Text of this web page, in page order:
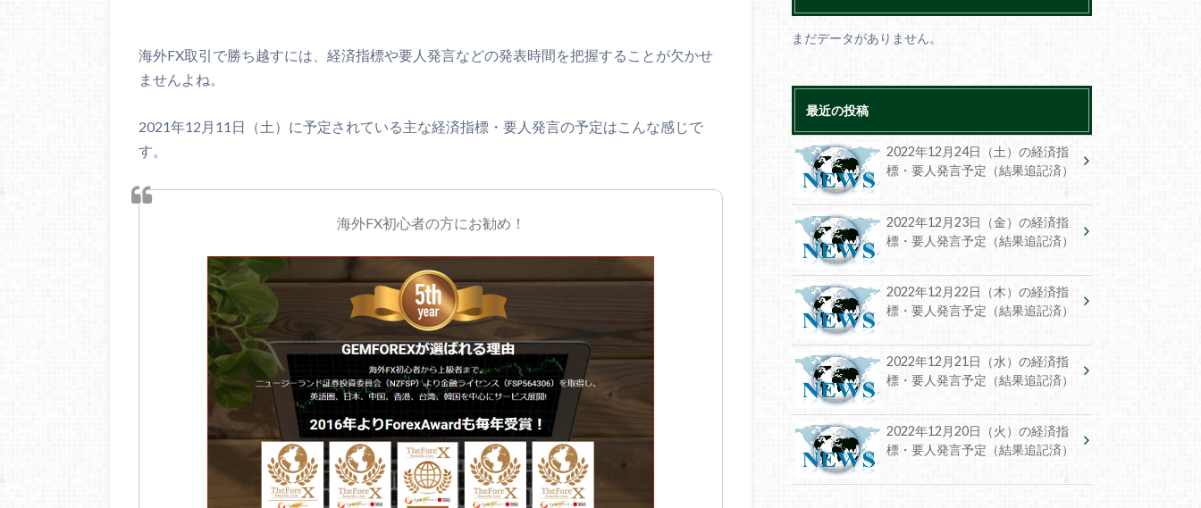
海外FX取引で勝ち越すには、経済指標や要人発言などの発表時間を把握することが欠かせ
ませんよね。
2021年12月11日（土）に予定されている主な経済指標・要人発言の予定はこんな感じで
す。
海外FX初心者の方にお勧め！
まだデータがありません。
最近の投稿
2022年12月24日（土）の経済指
標・要人発言予定（結果追記済）
2022年12月23日（金）の経済指
標・要人発言予定（結果追記済）
2022年12月22日（木）の経済指
標・要人発言予定（結果追記済）
2022年12月21日（水）の経済指
標・要人発言予定（結果追記済）
2022年12月20日（火）の経済指
標・要人発言予定（結果追記済）